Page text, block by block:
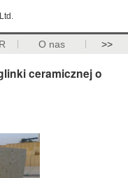
O nas >>
ceramicznej o